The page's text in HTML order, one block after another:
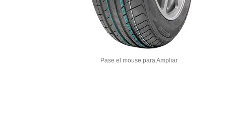
Pase el mouse para Ampliar